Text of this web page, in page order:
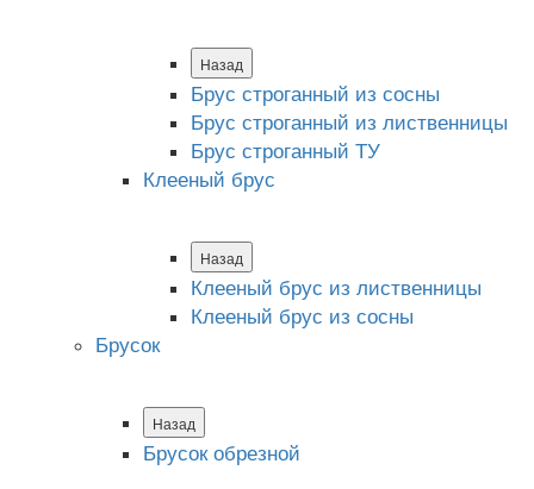
Назад
Брус строганный из сосны
Брус строганный из лиственницы
Брус строганный ТУ
Клееный брус
Назад
Клееный брус из лиственницы
Клееный брус из сосны
Брусок
Назад
Брусок обрезной